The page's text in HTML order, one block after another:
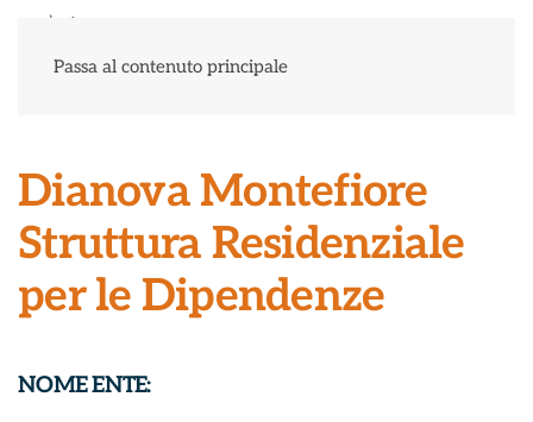
Passa al contenuto principale
Dianova Montefiore
Struttura Residenziale
per le Dipendenze
NOME ENTE: